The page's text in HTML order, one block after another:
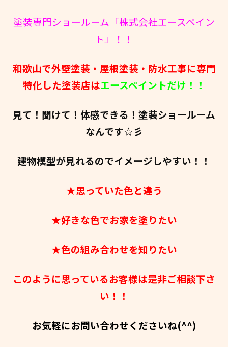
塗装専門ショールーム「株式会社エースペイン
ト」！！
和歌山で外壁塗装・屋根塗装・防水工事に専門
特化した塗装店はエースペイントだけ！！
見て！聞けて！体感できる！塗装ショールーム
なんです☆彡
建物模型が見れるのでイメージしやすい！！
★思っていた色と違う
★好きな色でお家を塗りたい
★色の組み合わせを知りたい
このように思っているお客様は是非ご相談下さ
い！！
お気軽にお問い合わせくださいね(^^)